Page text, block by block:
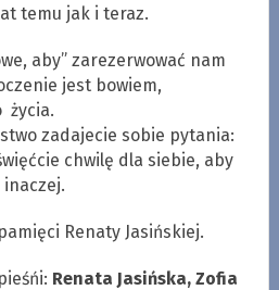
temu jak i teraz.
aby” zarezerwować nam
jest bowiem,
życia.
zadajecie sobie pytania:
chwilę dla siebie, aby
inaczej.
Renaty Jasińskiej.
Renata Jasińska, Zofia